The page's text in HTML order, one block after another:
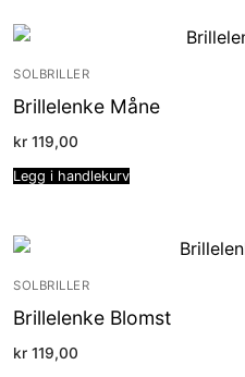
SOLBRILLER
Brillelenke Måne
kr 119,00
Legg i handlekurv
SOLBRILLER
Brillelenke Blomst
kr 119,00